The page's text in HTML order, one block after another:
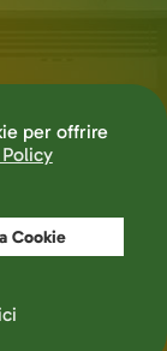
continuo
che
a